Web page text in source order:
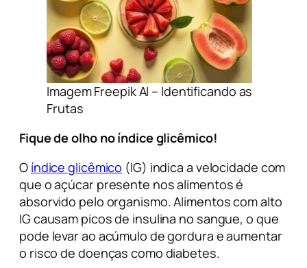
Imagem Freepik AI – Identificando as
Frutas
Fique de olho no índice glicêmico!
O índice glicêmico (IG) indica a velocidade com
que o açúcar presente nos alimentos é
absorvido pelo organismo. Alimentos com alto
IG causam picos de insulina no sangue, o que
pode levar ao acúmulo de gordura e aumentar
o risco de doenças como diabetes.